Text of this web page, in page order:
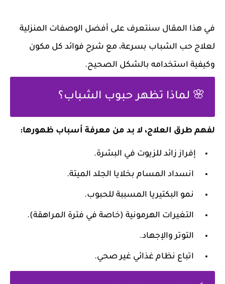
في هذا المقال سنتعرف على أفضل الوصفات المنزلية
لعلاج حب الشباب بسرعة، مع شرح فوائد كل مكون
وكيفية استخدامه بالشكل الصحيح.
🌸 لماذا تظهر حبوب الشباب؟
لفهم طرق العلاج، لا بد من معرفة أسباب ظهورها:
إفراز زائد للزيوت في البشرة.
انسداد المسام بخلايا الجلد الميتة.
نمو البكتيريا المسببة للحبوب.
التغيرات الهرمونية (خاصة في فترة المراهقة).
التوتر والإجهاد.
اتباع نظام غذائي غير صحي.